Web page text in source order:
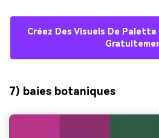
Créez Des Visuels De Palette
7) baies botaniques